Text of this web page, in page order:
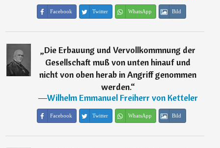
Facebook Twitter WhatsApp Bild
„Die Erbauung und Vervollkommnung der
Gesellschaft muß von unten hinauf und
nicht von oben herab in Angriff genommen
werden.“
―Wilhelm Emmanuel Freiherr von Ketteler
Facebook Twitter WhatsApp Bild